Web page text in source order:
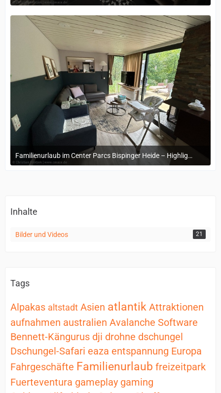
22. November 2024 um 14:13
Familienurlaub im Center Parcs Bispinger Heide – Highlights & Erinnerungen
22. November 2024 um 14:13
Inhalte
Bilder und Videos 21
Tags
Alpakas altstadt Asien atlantik Attraktionen
aufnahmen australien Avalanche Software
Bennett-Kängurus dji drohne dschungel
Dschungel-Safari eaza entspannung Europa
Fahrgeschäfte Familienurlaub freizeitpark
Fuerteventura gameplay gaming